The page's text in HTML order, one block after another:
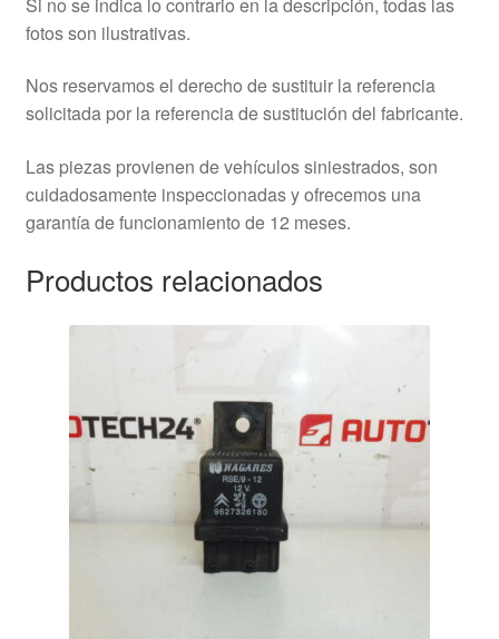
fotos son ilustrativas.
Nos reservamos el derecho de sustituir la referencia
solicitada por la referencia de sustitución del fabricante.
Las piezas provienen de vehículos siniestrados, son
cuidadosamente inspeccionadas y ofrecemos una
garantía de funcionamiento de 12 meses.
Productos relacionados